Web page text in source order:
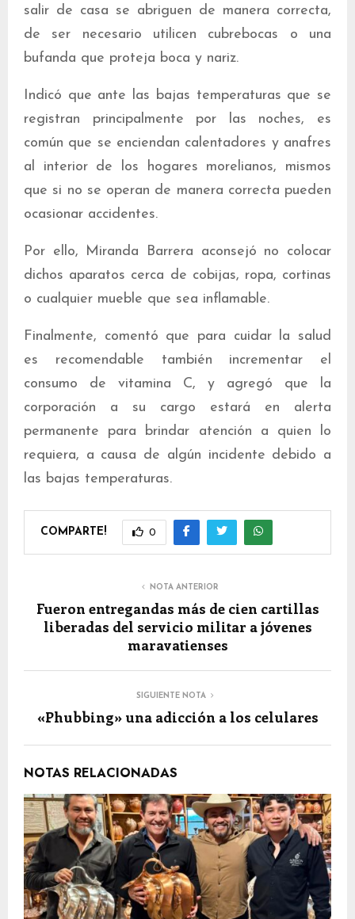
salir de casa se abriguen de manera correcta,
de ser necesario utilicen cubrebocas o una
bufanda que proteja boca y nariz.
Indicó que ante las bajas temperaturas que se
registran principalmente por las noches, es
común que se enciendan calentadores y anafres
al interior de los hogares morelianos, mismos
que si no se operan de manera correcta pueden
ocasionar accidentes.
Por ello, Miranda Barrera aconsejó no colocar
dichos aparatos cerca de cobijas, ropa, cortinas
o cualquier mueble que sea inflamable.
Finalmente, comentó que para cuidar la salud
es recomendable también incrementar el
consumo de vitamina C, y agregó que la
corporación a su cargo estará en alerta
permanente para brindar atención a quien lo
requiera, a causa de algún incidente debido a
las bajas temperaturas.
COMPARTE! 0
NOTA ANTERIOR
Fueron entregandas más de cien cartillas
liberadas del servicio militar a jóvenes
maravatienses
SIGUIENTE NOTA
«Phubbing» una adicción a los celulares
NOTAS RELACIONADAS